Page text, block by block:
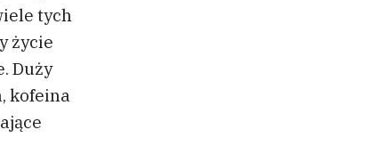
tych
życie
Duży
kofeina